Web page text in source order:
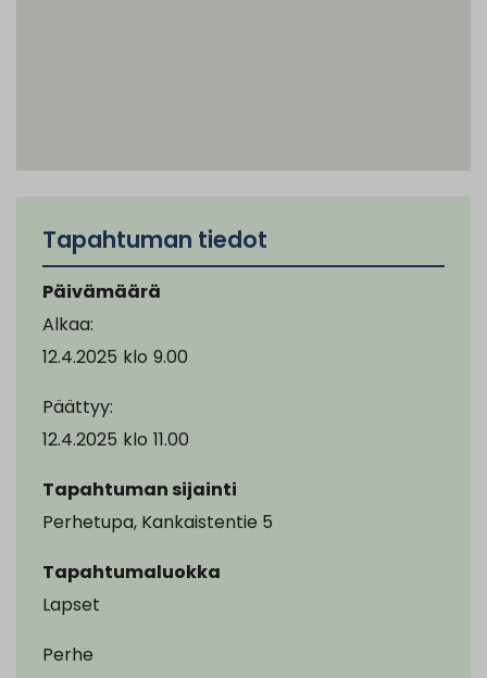
Tapahtuman tiedot
Päivämäärä
Alkaa:
12.4.2025 klo 9.00
Päättyy:
12.4.2025 klo 11.00
Tapahtuman sijainti
Perhetupa, Kankaistentie 5
Tapahtumaluokka
Lapset
Perhe